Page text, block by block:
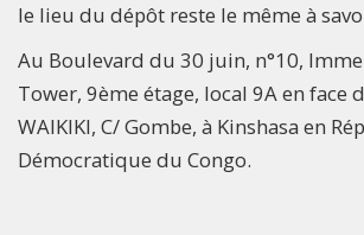
le lieu du dépôt reste le même à
Au Boulevard du 30 juin, n°10,
Tower, 9ème étage, local 9A en face
WAIKIKI, C/ Gombe, à Kinshasa en
Démocratique du Congo.